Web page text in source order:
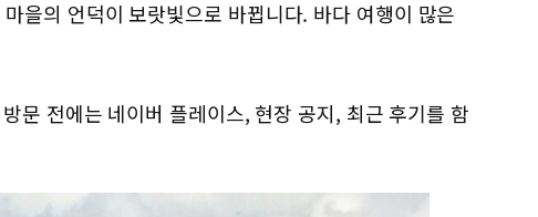
을의 언덕이 보랏빛으로 바뀝니다. 바다 여행이 많은
문 전에는 네이버 플레이스, 현장 공지, 최근 후기를 함